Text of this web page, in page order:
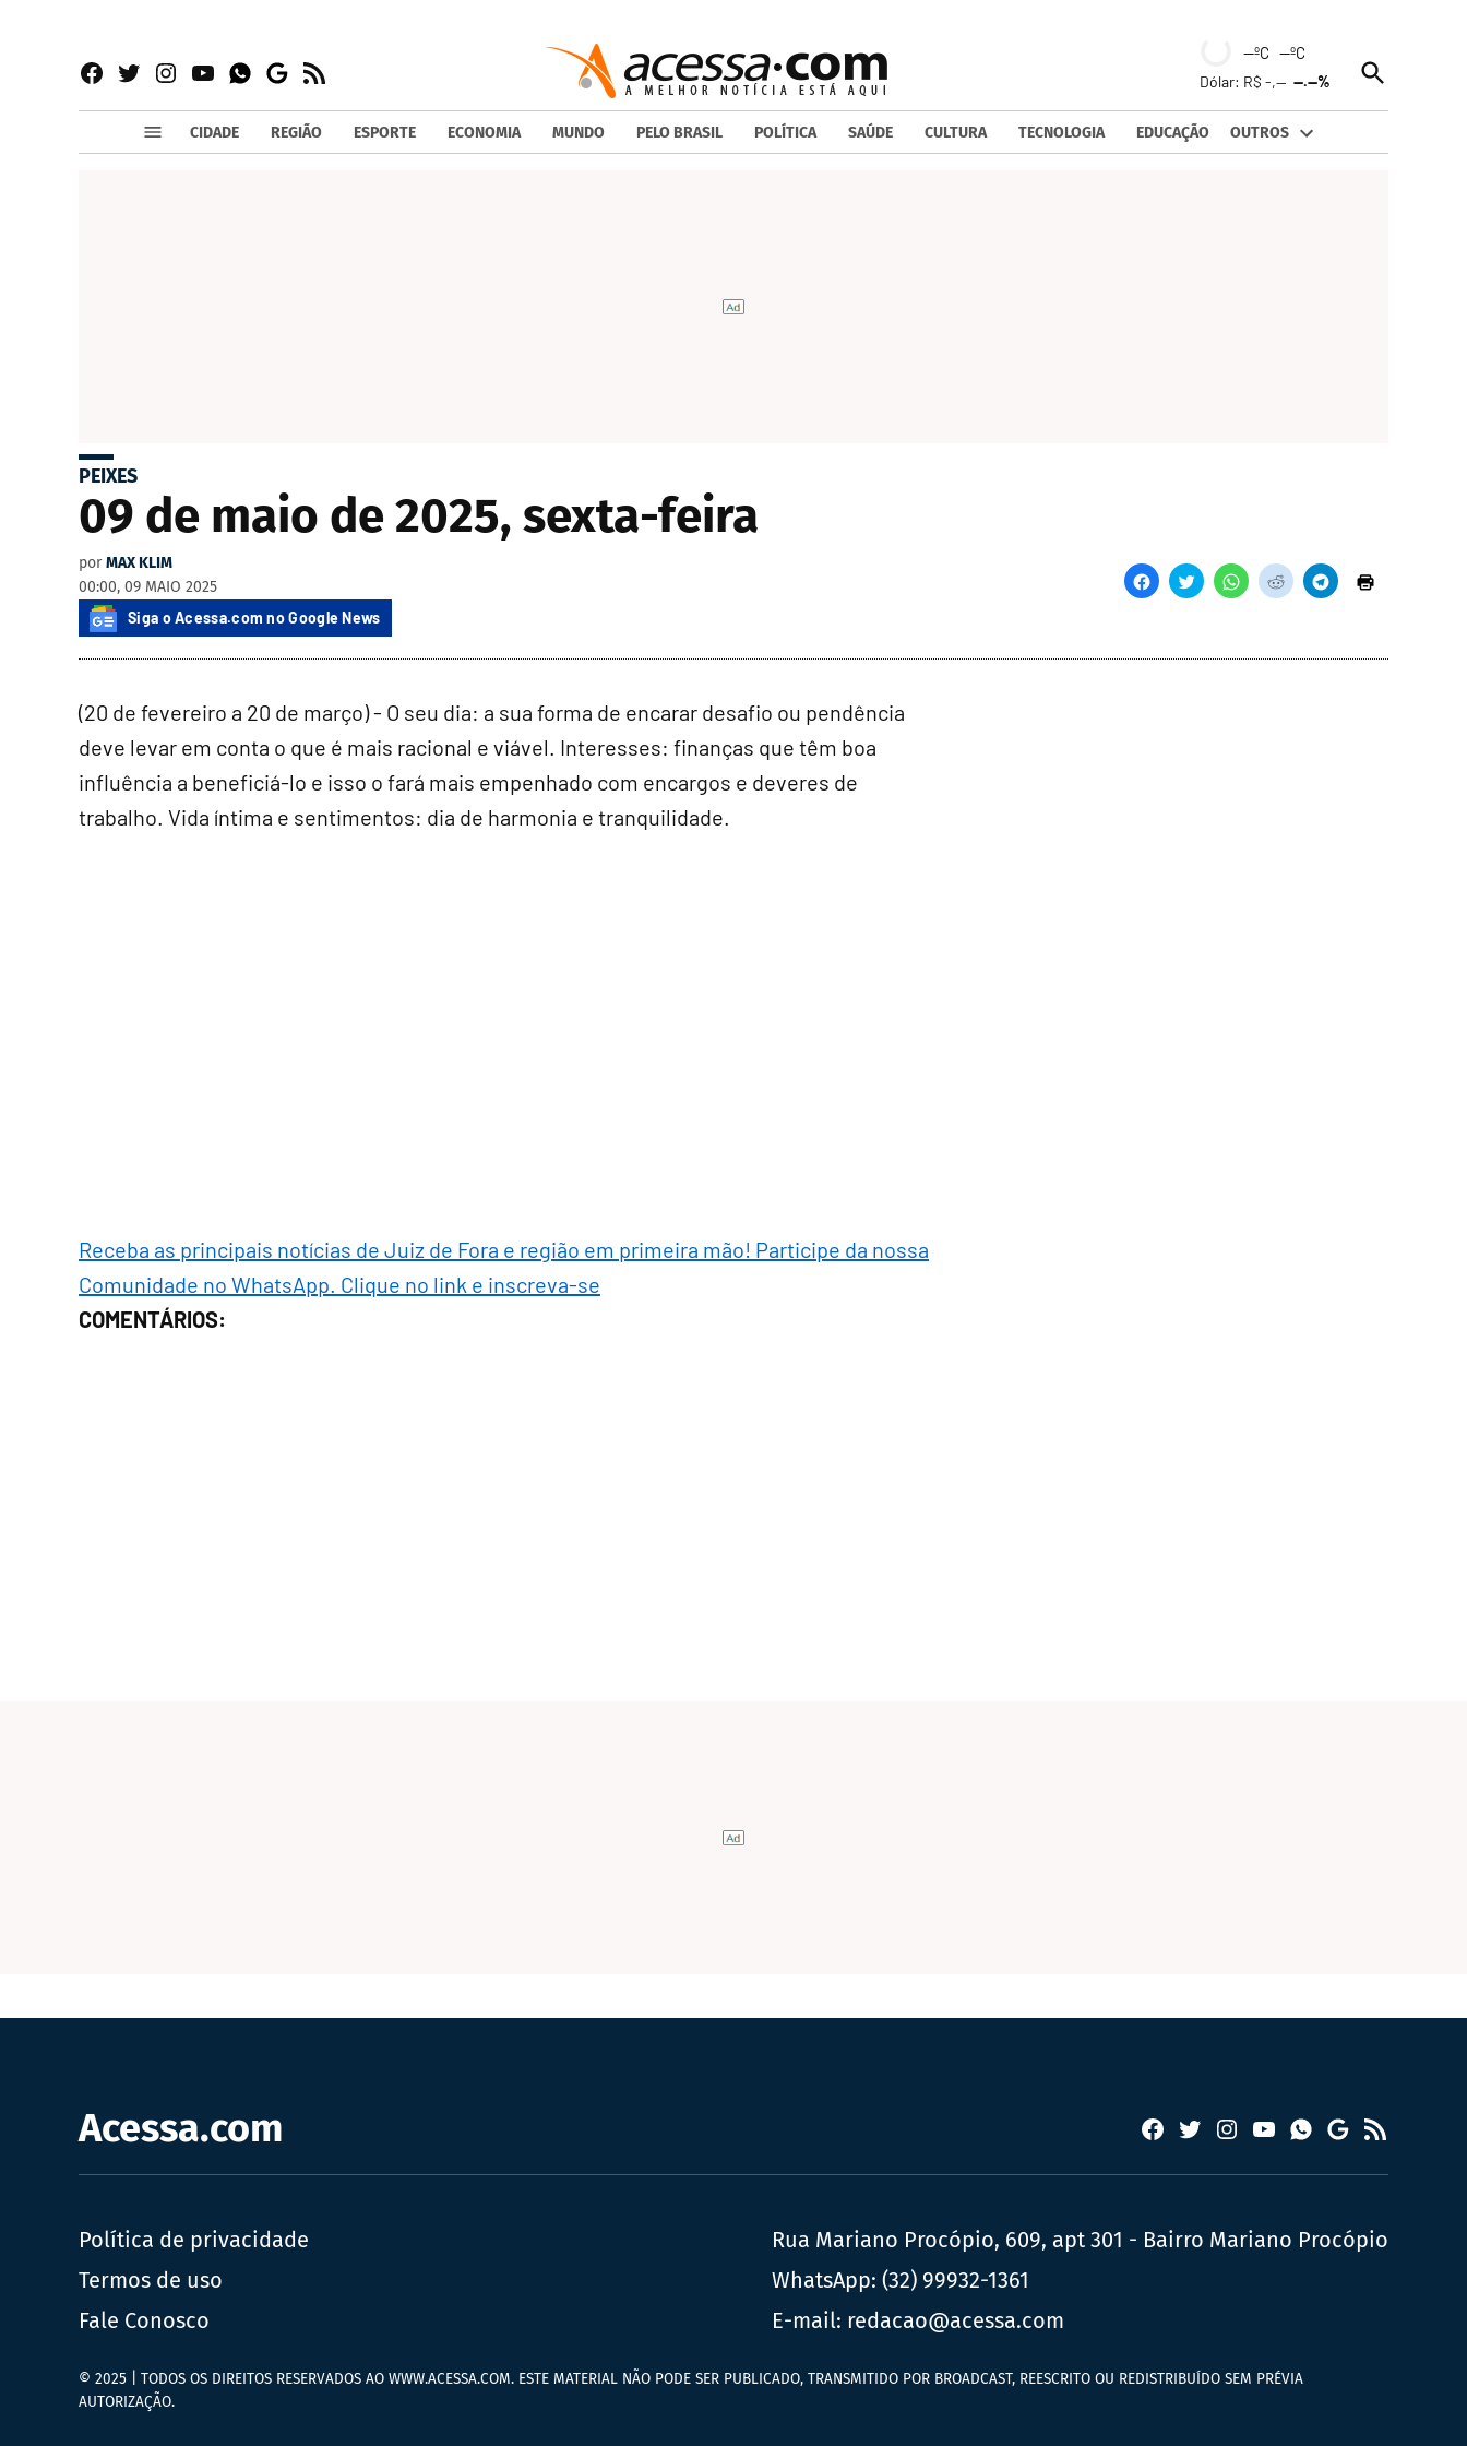
Facebook
TwitterInstagram
YouTubeWhatsapp
Google
News
RSS
--ºC --ºC
Dólar: R$ -,----.--%
Open
Search
CIDADE REGIÃO ESPORTE ECONOMIA MUNDO PELO BRASIL POLÍTICA SAÚDE CULTURA TECNOLOGIA EDUCAÇÃO OUTROS
PEIXES
09 de maio de 2025, sexta-feira
por MAX KLIM
00:00, 09 MAIO 2025
Siga o Acessa.com no Google News
(20 de fevereiro a 20 de março) - O seu dia: a sua forma de encarar desafio ou pendência
deve levar em conta o que é mais racional e viável. Interesses: finanças que têm boa
influência a beneficiá-lo e isso o fará mais empenhado com encargos e deveres de
trabalho. Vida íntima e sentimentos: dia de harmonia e tranquilidade.
Receba as principais notícias de Juiz de Fora e região em primeira mão! Participe da nossa
Comunidade no WhatsApp. Clique no link e inscreva-se
COMENTÁRIOS:
Acessa.com Facebook
TwitterInstagram
YouTubeWhatsapp
Google
News
RSS
Política de privacidade
Termos de uso
Fale Conosco
Rua Mariano Procópio, 609, apt 301 - Bairro Mariano Procópio
WhatsApp: (32) 99932-1361
E-mail: redacao@acessa.com
© 2025 | TODOS OS DIREITOS RESERVADOS AO WWW.ACESSA.COM. ESTE MATERIAL NÃO PODE SER PUBLICADO, TRANSMITIDO POR BROADCAST, REESCRITO OU REDISTRIBUÍDO SEM PRÉVIA
AUTORIZAÇÃO.